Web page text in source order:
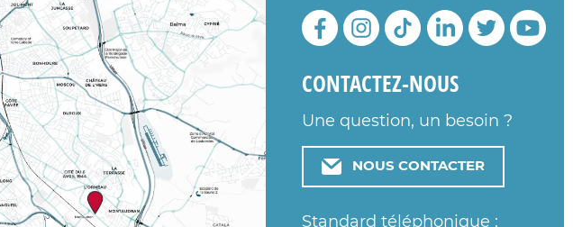
CONTACTEZ-NOUS
Une question, un besoin ?
NOUS CONTACTER
Standard téléphonique :